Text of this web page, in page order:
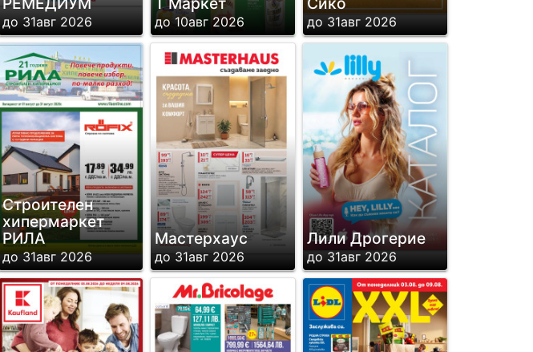
до 31авг 2026 до 10авг 2026 до 31авг 2026
Строителен
хипермаркет
РИЛА
до 31авг 2026
Мастерхаус
до 31авг 2026
Лили Дрогерие
до 31авг 2026